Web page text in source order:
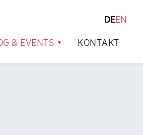
DEEN
& EVENTS KONTAKT